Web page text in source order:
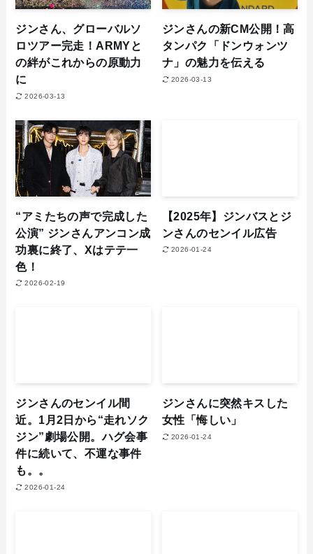
ジンさん、グローバルソ
ロツアー完走！ARMYと
の絆がこれからの原動力
に
2026-03-13
ジンさんの新CM公開！高
タンパク「ドンウォンツ
ナ」の魅力を伝える
2026-03-13
“アミたちの声で完成した
公演” ジンさんアンコン成
功裏に終了、Xはテテ一
色！
2026-02-19
【2025年】ジンバスとジ
ンさんのセンイル広告
2026-01-24
ジンさんのセンイル間
近。1月2日から“走れソク
ジン”劇場公開。ハグ会事
件に続いて、不運な事件
も。。
2026-01-24
ジンさんに突然キスした
女性「悔しい」
2026-01-24